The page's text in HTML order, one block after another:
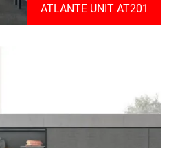
ATLANTE UNIT AT201